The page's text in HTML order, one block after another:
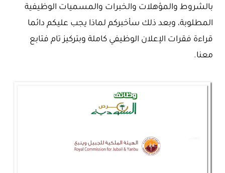
بالشروط والمؤهلات والخبرات والمسميات الوظيفية
المطلوبة، وبعد ذلك سأخبركم لماذا يجب عليكم دائما
قراءة فقرات الإعلان الوظيفي كاملة وبتركيز تام فتابع
معنا.